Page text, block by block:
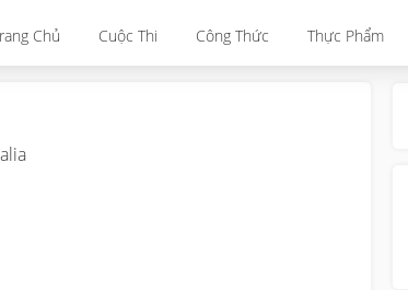
Chủ Cuộc Thi Công Thức Thực Phẩm